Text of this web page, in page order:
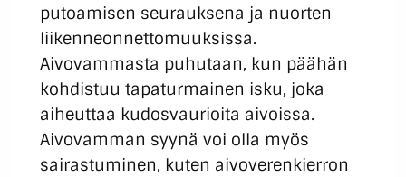
putoamisen seurauksena ja nuorten
liikenneonnettomuuksissa.
Aivovammasta puhutaan, kun päähän
kohdistuu tapaturmainen isku, joka
aiheuttaa kudosvaurioita aivoissa.
Aivovamman syynä voi olla myös
sairastuminen, kuten aivoverenkierron